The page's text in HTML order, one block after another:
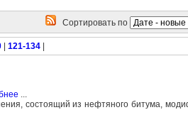
Сортировать по
121-134
...
состоящий из нефтяного битума,